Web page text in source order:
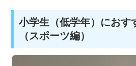
小学生（低学年）におす
（スポーツ編）